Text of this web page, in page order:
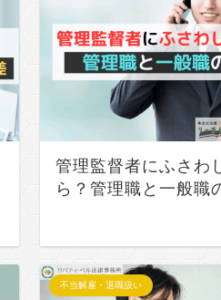
管理監督者にふさわ
ら？管理職と一般職
不当解雇・退職扱い